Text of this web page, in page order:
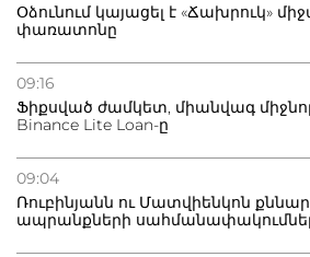
Օձունում կայացել է «Ճախրուկ»
փառատոնը
09:16
Ֆիքսված ժամկետ, միանվագ
Binance Lite Loan-ը
09:04
Ռուբինյանն ու Մատվիենկոն
ապրանքների